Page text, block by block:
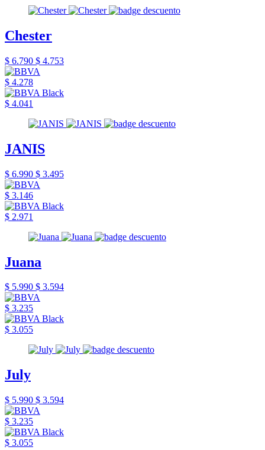
Chester
$ 6.790 $ 4.753
$ 4.278
$ 4.041
JANIS
$ 6.990 $ 3.495
$ 3.146
$ 2.971
Juana
$ 5.990 $ 3.594
$ 3.235
$ 3.055
July
$ 5.990 $ 3.594
$ 3.235
$ 3.055